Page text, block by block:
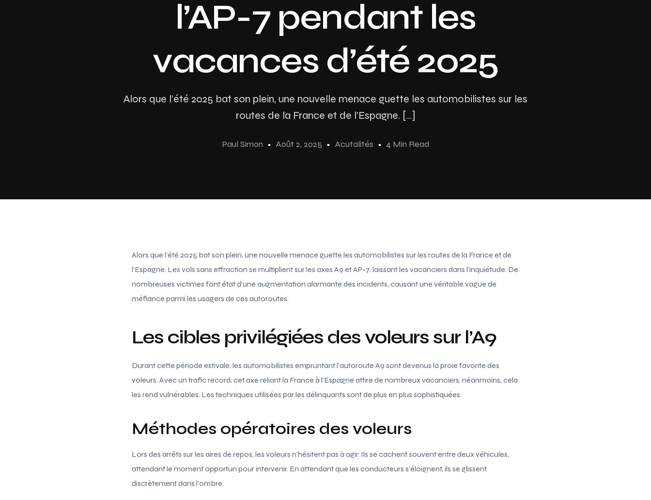
Assurance auto Toulouse
l’AP-7 pendant les
vacances d’été 2025
Alors que l’été 2025 bat son plein, une nouvelle menace guette les automobilistes sur les
routes de la France et de l’Espagne. […]
Paul Simon Août 2, 2025 Acutalités 4 Min Read
Alors que l’été 2025 bat son plein, une nouvelle menace guette les automobilistes sur les routes de la France et de
l’Espagne. Les vols sans effraction se multiplient sur les axes A9 et AP-7, laissant les vacanciers dans l’inquiétude. De
nombreuses victimes font état d’une augmentation alarmante des incidents, causant une véritable vague de
méfiance parmi les usagers de ces autoroutes.
Les cibles privilégiées des voleurs sur l’A9
Durant cette période estivale, les automobilistes empruntant l’autoroute A9 sont devenus la proie favorite des
voleurs. Avec un trafic record, cet axe reliant la France à l’Espagne attire de nombreux vacanciers, néanmoins, cela
les rend vulnérables. Les techniques utilisées par les délinquants sont de plus en plus sophistiquées.
Méthodes opératoires des voleurs
Lors des arrêts sur les aires de repos, les voleurs n’hésitent pas à agir. Ils se cachent souvent entre deux véhicules,
attendant le moment opportun pour intervenir. En attendant que les conducteurs s’éloignent, ils se glissent
discrètement dans l’ombre.